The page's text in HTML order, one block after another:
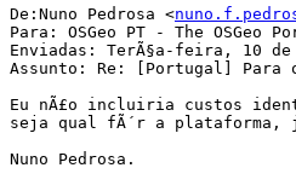
De:Nuno Pedrosa <
Para: OSGeo PT - The OSGeo
Enviadas: TerÃ§a-feira, 10 de
Assunto: Re: [Portugal]
Eu nÃ£o incluiria custos
seja qual fÃ´r a plataforma,
Nuno Pedrosa.